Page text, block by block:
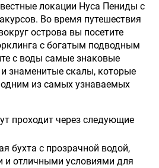
локации Нуса Пениды с
Во время путешествия
острова вы посетите
с богатым подводным
с воды самые знаковые
знаменитые скалы, которые
из самых узнаваемых
проходит через следующие
бухта с прозрачной водой,
отличными условиями для